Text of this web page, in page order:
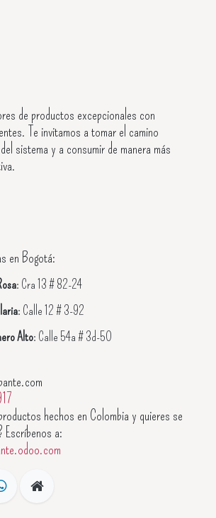
de productos excepcionales con
Te invitamos a tomar el camino
sistema y a consumir de manera más
en Bogotá:
: Cra 13 # 82-24
: Calle 12 # 3-92
Alto: Calle 54a # 3d-50
hechos en Colombia y quieres se
Escríbenos a: